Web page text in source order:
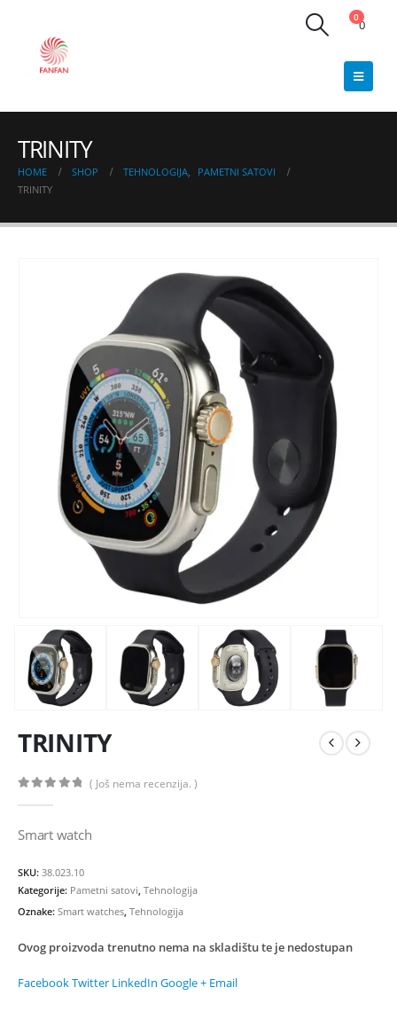
00
TRINITY
HOME SHOP TEHNOLOGIJA,
PAMETNI SATOVI
TRINITY
TRINITY
( Još nema recenzija. )
Smart watch
SKU: 38.023.10
Kategorije: Pametni satovi, Tehnologija
Oznake: Smart watches, Tehnologija
Ovog proizvoda trenutno nema na skladištu te je nedostupan
FacebookTwitter LinkedIn Google + Email